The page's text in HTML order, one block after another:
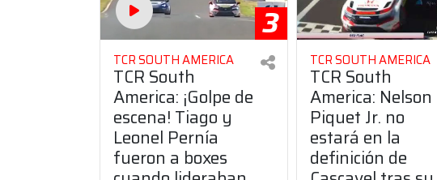
3
TCR SOUTH AMERICA
TCR South
America: ¡Golpe de
escena! Tiago y
Leonel Pernía
fueron a boxes
TCR SOUTH AMERICA
TCR South
America: Nelson
Piquet Jr. no
estará en la
definición de